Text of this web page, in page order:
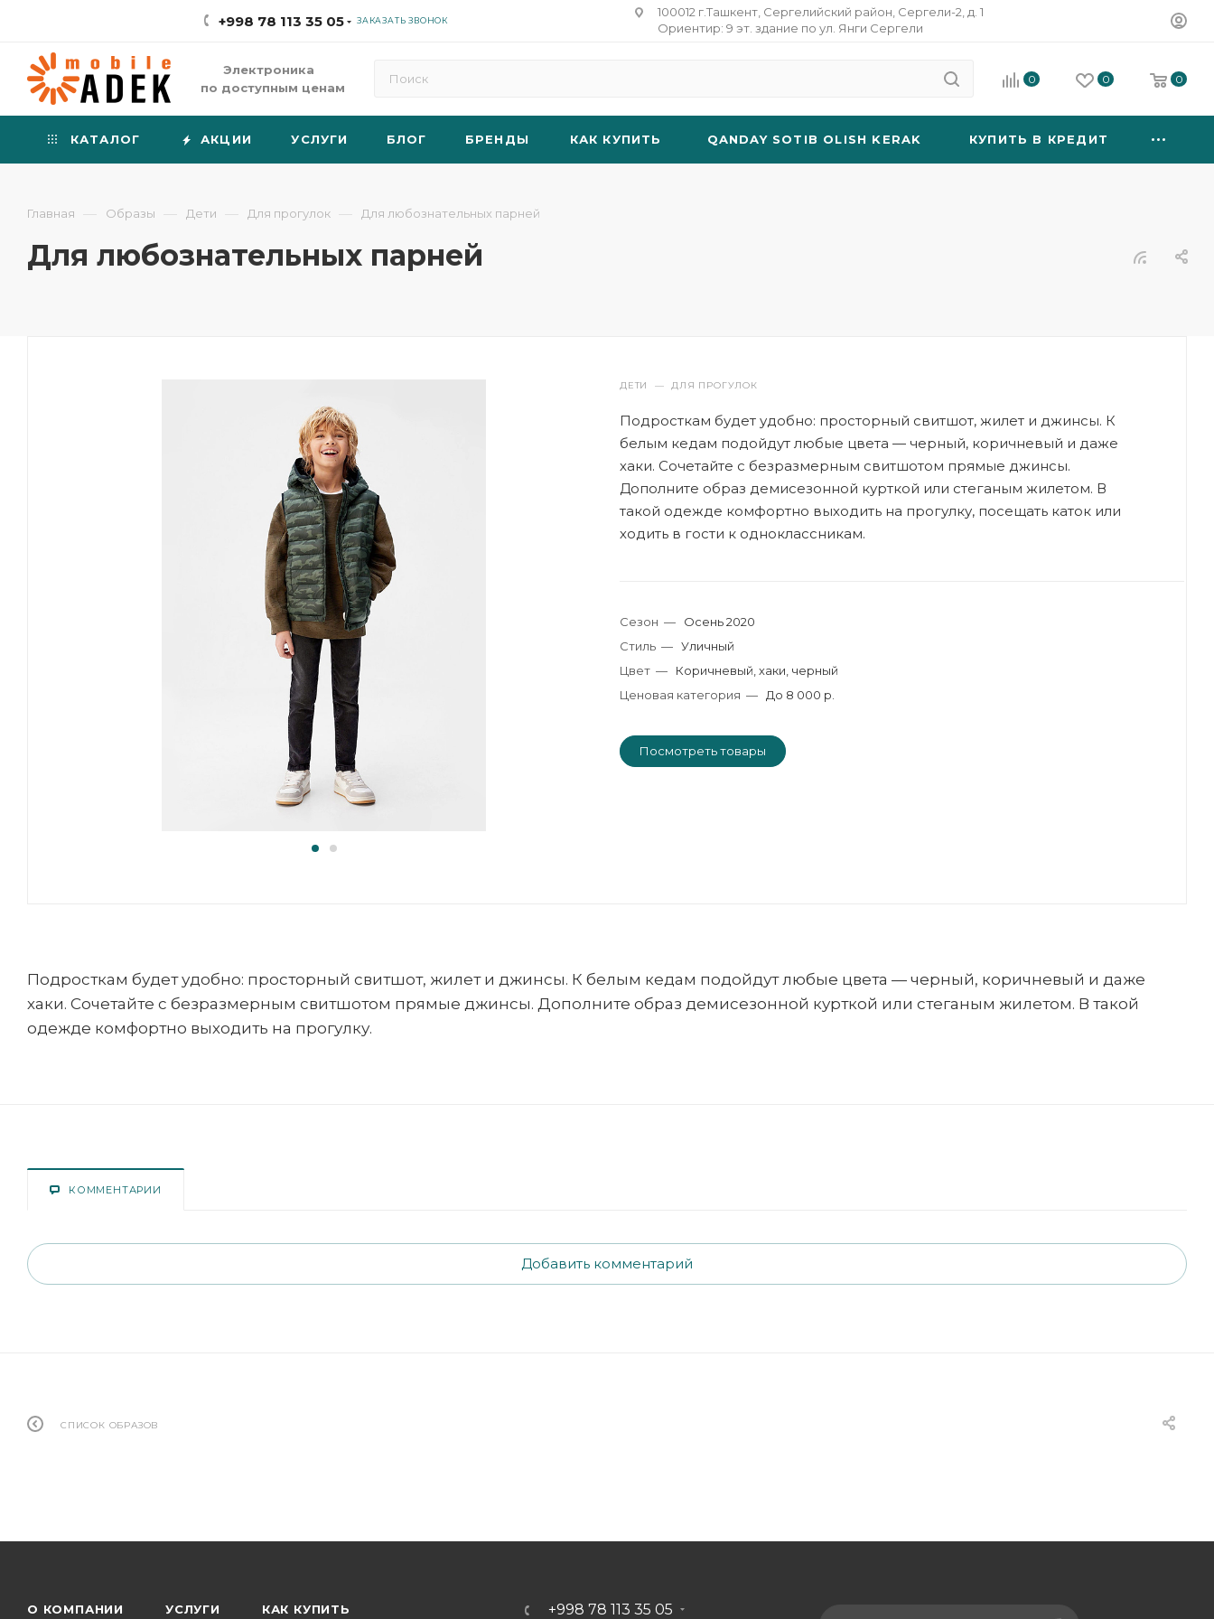
+998 78 113 35 05 ЗАКАЗАТЬ ЗВОНОК
100012 г.Ташкент, Сергелийский район, Сергели-2, д. 1
Ориентир: 9 эт. здание по ул. Янги Сергели
Электроника
по доступным ценам
0 0 0
КАТАЛОГ АКЦИИ УСЛУГИ БЛОГ БРЕНДЫ КАК КУПИТЬ QANDAY SOTIB OLISH KERAK КУПИТЬ В КРЕДИТ
Главная — Образы — Дети — Для прогулок — Для любознательных парней
Для любознательных парней
ДЕТИ — ДЛЯ ПРОГУЛОК
Подросткам будет удобно: просторный свитшот, жилет и джинсы. К
белым кедам подойдут любые цвета — черный, коричневый и даже
хаки. Сочетайте с безразмерным свитшотом прямые джинсы.
Дополните образ демисезонной курткой или стеганым жилетом. В
такой одежде комфортно выходить на прогулку, посещать каток или
ходить в гости к одноклассникам.
Сезон —
Осень 2020
Стиль — Уличный
Цвет —
Коричневый, хаки, черный
Ценовая категория — До 8 000 р.
Посмотреть товары
Подросткам будет удобно: просторный свитшот, жилет и джинсы. К белым кедам подойдут любые цвета — черный, коричневый и даже
хаки. Сочетайте с безразмерным свитшотом прямые джинсы. Дополните образ демисезонной курткой или стеганым жилетом. В такой
одежде комфортно выходить на прогулку.
КОММЕНТАРИИ
Добавить комментарий
СПИСОК ОБРАЗОВ
О КОМПАНИИ УСЛУГИ КАК КУПИТЬ +998 78 113 35 05